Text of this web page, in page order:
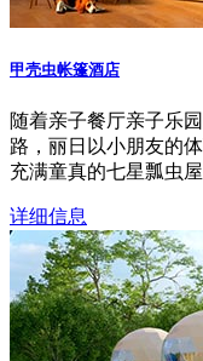
甲壳虫帐篷酒店
随着亲子餐厅亲子乐
路，丽日以小朋友的
充满童真的七星瓢虫屋
详细信息